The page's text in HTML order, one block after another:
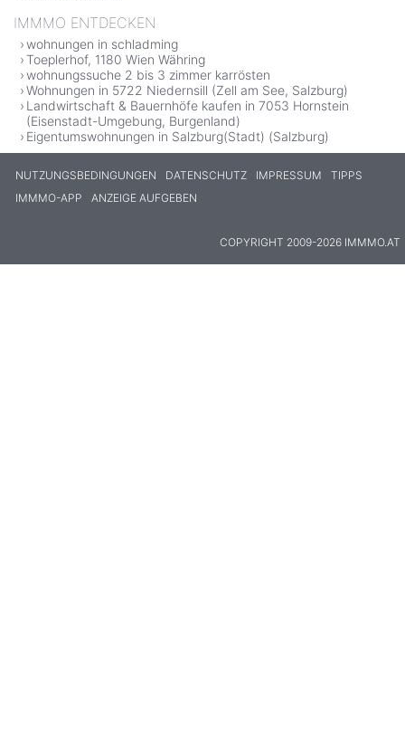
IMMMO ENTDECKEN
wohnungen in schladming
Toeplerhof, 1180 Wien Währing
wohnungssuche 2 bis 3 zimmer karrösten
Wohnungen in 5722 Niedernsill (Zell am See, Salzburg)
Landwirtschaft & Bauernhöfe kaufen in 7053 Hornstein
(Eisenstadt-Umgebung, Burgenland)
Eigentumswohnungen in Salzburg(Stadt) (Salzburg)
NUTZUNGSBEDINGUNGEN DATENSCHUTZ IMPRESSUM
TIPPS
IMMMO-APP
ANZEIGE AUFGEBEN
COPYRIGHT 2009-2026 IMMMO.AT